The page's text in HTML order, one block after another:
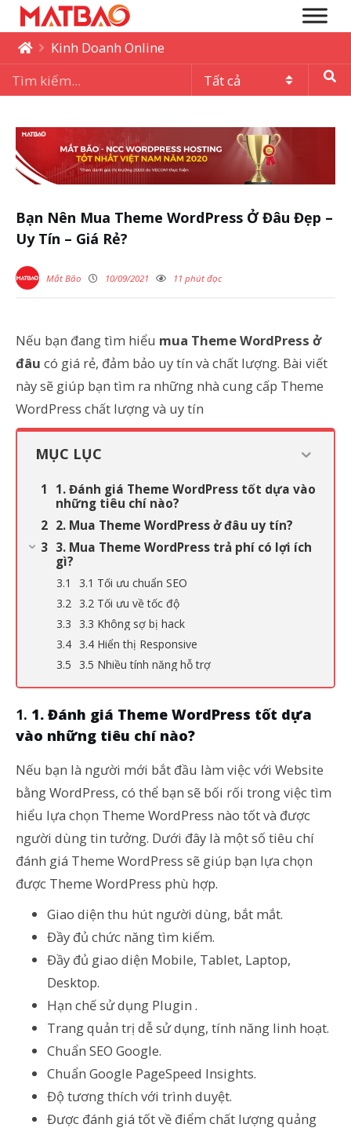
Kinh Doanh Online
Bạn Nên Mua Theme WordPress Ở Đâu Đẹp –
Uy Tín – Giá Rẻ?
Mắt Bão 10/09/2021 11 phút đọc
Nếu bạn đang tìm hiểu mua Theme WordPress ở
đâu có giá rẻ, đảm bảo uy tín và chất lượng. Bài viết
này sẽ giúp bạn tìm ra những nhà cung cấp Theme
WordPress chất lượng và uy tín
MỤC LỤC
1. Đánh giá Theme WordPress tốt dựa vào
những tiêu chí nào?
2. Mua Theme WordPress ở đâu uy tín?
3. Mua Theme WordPress trả phí có lợi ích
gì?
3.1 Tối ưu chuẩn SEO
3.2 Tối ưu về tốc độ
3.3 Không sợ bị hack
3.4 Hiển thị Responsive
3.5 Nhiều tính năng hỗ trợ
1. Đánh giá Theme WordPress tốt dựa
vào những tiêu chí nào?
Nếu bạn là người mới bắt đầu làm việc với Website
bằng WordPress, có thể bạn sẽ bối rối trong việc tìm
hiểu lựa chọn Theme WordPress nào tốt và được
người dùng tin tưởng. Dưới đây là một số tiêu chí
đánh giá Theme WordPress sẽ giúp bạn lựa chọn
được Theme WordPress phù hợp.
Giao diện thu hút người dùng, bắt mắt.
Đầy đủ chức năng tìm kiếm.
Đầy đủ giao diện Mobile, Tablet, Laptop,
Desktop.
Hạn chế sử dụng Plugin .
Trang quản trị dễ sử dụng, tính năng linh hoạt.
Chuẩn SEO Google.
Chuẩn Google PageSpeed Insights.
Độ tương thích với trình duyệt.
Được đánh giá tốt về điểm chất lượng quảng